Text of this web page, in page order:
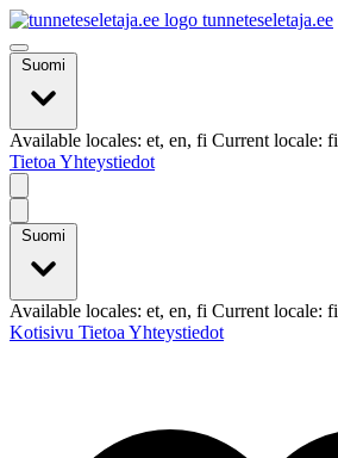
tunneteseletaja.ee
Suomi
Available locales: et, en, fi Current locale: fi
Tietoa Yhteystiedot
Suomi
Available locales: et, en, fi Current locale: fi
Kotisivu Tietoa Yhteystiedot